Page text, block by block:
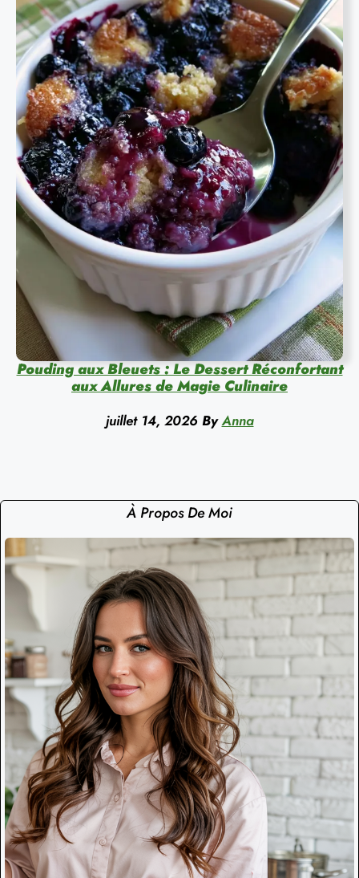
Pouding aux Bleuets : Le Dessert Réconfortant
aux Allures de Magie Culinaire
juillet 14, 2026 By Anna
À Propos De Moi